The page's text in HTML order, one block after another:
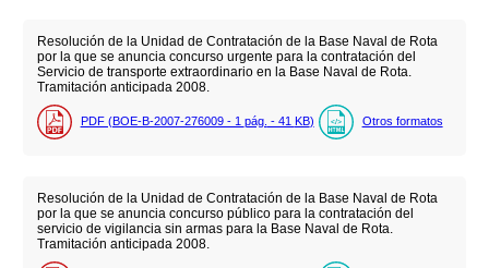
Resolución de la Unidad de Contratación de la Base Naval de Rota
por la que se anuncia concurso urgente para la contratación del
Servicio de transporte extraordinario en la Base Naval de Rota.
Tramitación anticipada 2008.
PDF (BOE-B-2007-276009 - 1 pág. - 41 KB) Otros formatos
Resolución de la Unidad de Contratación de la Base Naval de Rota
por la que se anuncia concurso público para la contratación del
servicio de vigilancia sin armas para la Base Naval de Rota.
Tramitación anticipada 2008.